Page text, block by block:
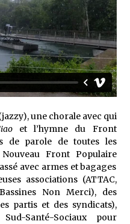
une chorale avec qui
et l’hymne du Front
de parole de toutes les
Front Populaire
avec armes et bagages
associations (ATTAC,
Non Merci), des
partis et des syndicats),
Santé-Sociaux pour